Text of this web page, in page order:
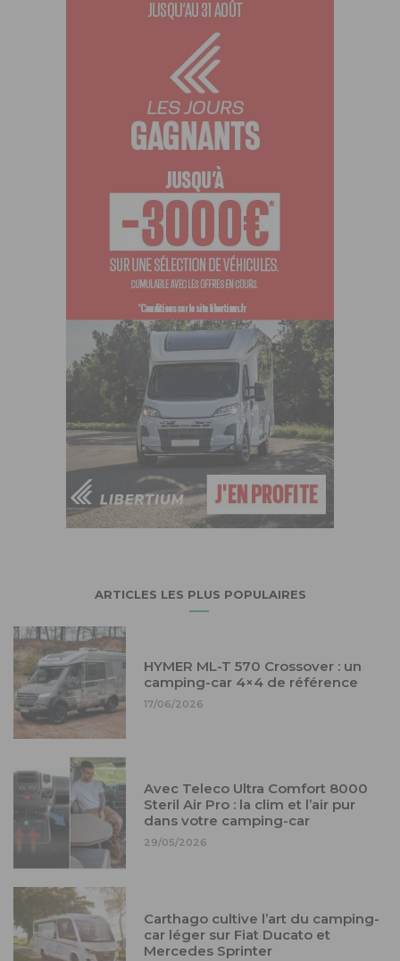
ARTICLES LES PLUS POPULAIRES
HYMER ML-T 570 Crossover : un
camping-car 4×4 de référence
17/06/2026
Avec Teleco Ultra Comfort 8000
Steril Air Pro : la clim et l’air pur
dans votre camping-car
29/05/2026
Carthago cultive l’art du camping-
car léger sur Fiat Ducato et
Mercedes Sprinter